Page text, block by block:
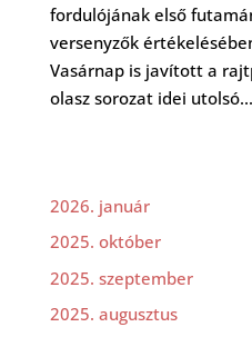
fordulójának első
versenyzők
Vasárnap is javított a
olasz sorozat idei utolsó...
2026. január
2025. október
2025. szeptember
2025. augusztus